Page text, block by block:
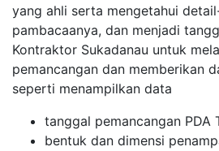
yang ahli serta mengetahui
pambacaanya, dan menjadi
Kontraktor Sukadanau untuk
pemancangan dan memberikan
seperti menampilkan data
tanggal pemancangan PDA
bentuk dan dimensi